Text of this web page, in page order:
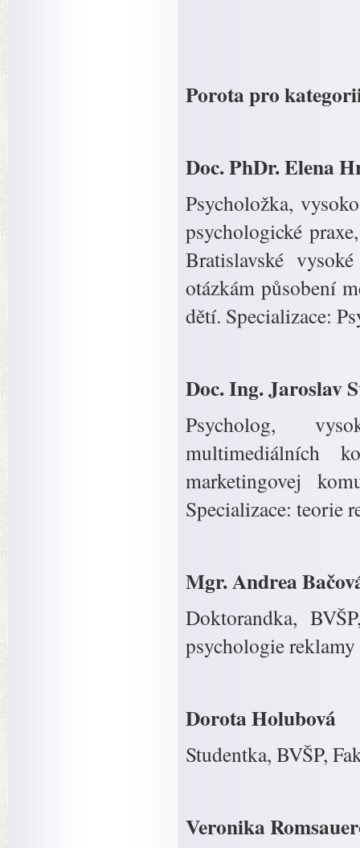
Porota pro
Doc. PhDr. Elena
Psycholožka,
psychologické
Bratislavské
otázkám působení
dětí. Specializace:
Doc. Ing. Jaroslav
Psycholog,
multimediálních
marketingovej
Specializace: teorie
Mgr. Andrea
Doktorandka,
psychologie
Dorota Holubová
Studentka, BVŠP,
Veronika